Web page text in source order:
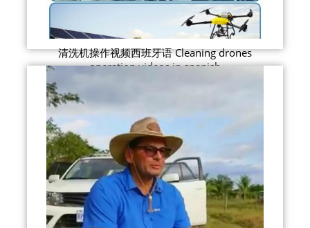
清洗机操作视频西班牙语 Cleaning drones
operation videos in spanish